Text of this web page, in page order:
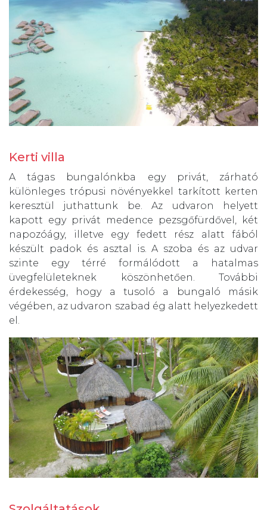
Kerti villa
A tágas bungalónkba egy privát, zárható
különleges trópusi növényekkel tarkított kerten
keresztül juthattunk be. Az udvaron helyett
kapott egy privát medence pezsgőfürdővel, két
napozóágy, illetve egy fedett rész alatt fából
készült padok és asztal is. A szoba és az udvar
szinte egy térré formálódott a hatalmas
üvegfelületeknek köszönhetően. További
érdekesség, hogy a tusoló a bungaló másik
végében, az udvaron szabad ég alatt helyezkedett
el.